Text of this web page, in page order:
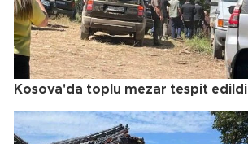
Kosova'da toplu mezar tespit edildi